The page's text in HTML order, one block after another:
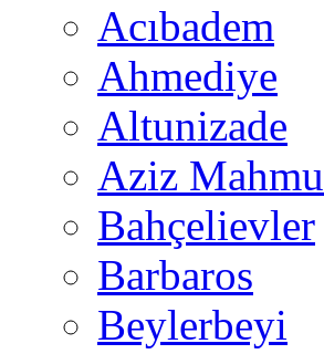
Acıbadem
Ahmediye
Altunizade
Aziz
Bahçelievler
Barbaros
Beylerbeyi